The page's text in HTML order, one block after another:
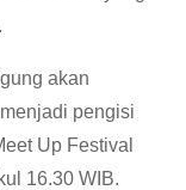
akan
pengisi
Up Festival
16.30 WIB.